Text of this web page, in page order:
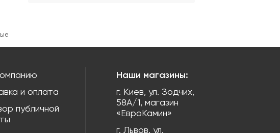
и оплата
публичной
Наши магазины:
г. Киев, ул. Зодчих,
58А/1, магазин
«ЕвроКамин»
г. Львов, ул.